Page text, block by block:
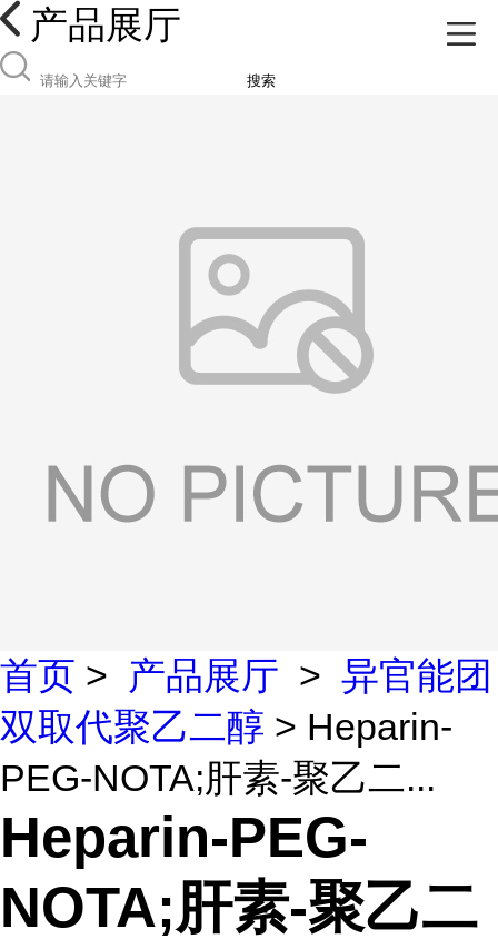
产品展厅
搜索
首页 > 产品展厅 > 异官能团
双取代聚乙二醇 > Heparin-
PEG-NOTA;肝素-聚乙二...
Heparin-PEG-
NOTA;肝素-聚乙二